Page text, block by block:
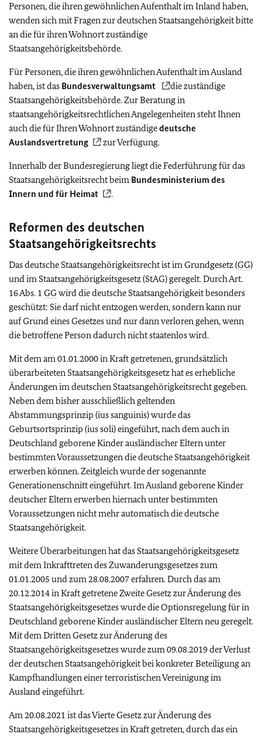
Personen, die ihren gewöhnlichen Aufenthalt im Inland haben,
wenden sich mit Fragen zur deutschen Staatsangehörigkeit bitte
an die für ihren Wohnort zuständige
Staatsangehörigkeitsbehörde.
Für Personen, die ihren gewöhnlichen Aufenthalt im Ausland
haben, ist das Bundesverwaltungsamt
die zuständige
Staatsangehörigkeitsbehörde. Zur Beratung in
staatsangehörigkeitsrechtlichen Angelegenheiten steht Ihnen
auch die für Ihren Wohnort zuständigedeutsche
Auslandsvertretung
zur Verfügung.
Innerhalb der Bundesregierung liegt die Federführung für das
Staatsangehörigkeitsrecht beim Bundesministerium des
Innern und für Heimat
.
Reformen des deutschen
Staatsangehörigkeitsrechts
Das deutsche Staatsangehörigkeitsrecht ist im Grundgesetz (GG)
und im Staatsangehörigkeitsgesetz (StAG) geregelt. Durch Art.
16 Abs. 1 GGwird die deutsche Staatsangehörigkeit besonders
geschützt: Sie darf nicht entzogen werden, sondern kann nur
auf Grund eines Gesetzes und nur dann verloren gehen, wenn
die betroffene Person dadurch nicht staatenlos wird.
Mit dem am 01.01.2000 in Kraft getretenen, grundsätzlich
überarbeiteten Staatsangehörigkeitsgesetz hat es erhebliche
Änderungen im deutschen Staatsangehörigkeitsrecht gegeben.
Neben dem bisher ausschließlich geltenden
Abstammungsprinzip (ius sanguinis) wurde das
Geburtsortsprinzip (ius soli) eingeführt, nach dem auch in
Deutschland geborene Kinder ausländischer Eltern unter
bestimmten Voraussetzungen die deutsche Staatsangehörigkeit
erwerben können. Zeitgleich wurde der sogenannte
Generationenschnitt eingeführt. Im Ausland geborene Kinder
deutscher Eltern erwerben hiernach unter bestimmten
Voraussetzungen nicht mehr automatisch die deutsche
Staatsangehörigkeit.
Weitere Überarbeitungen hat das Staatsangehörigkeitsgesetz
mit dem Inkrafttreten des Zuwanderungsgesetzes zum
01.01.2005 und zum 28.08.2007 erfahren. Durch das am
20.12.2014 in Kraft getretene Zweite Gesetz zur Änderung des
Staatsangehörigkeitsgesetzes wurde die Optionsregelung für in
Deutschland geborene Kinder ausländischer Eltern neu geregelt.
Mit dem Dritten Gesetz zur Änderung des
Staatsangehörigkeitsgesetzes wurde zum 09.08.2019 der Verlust
der deutschen Staatsangehörigkeit bei konkreter Beteiligung an
Kampfhandlungen einer terroristischen Vereinigung im
Ausland eingeführt.
Am 20.08.2021 ist das Vierte Gesetz zur Änderung des
Staatsangehörigkeitsgesetzes in Kraft getreten, durch das ein